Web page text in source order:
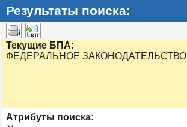
Результаты поиска:
Текущие БПА:
ФЕДЕРАЛЬНОЕ ЗАКОНОДАТЕЛЬСТВО
Атрибуты поиска: